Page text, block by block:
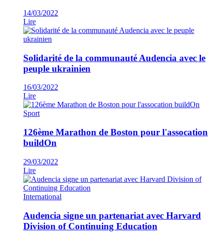
14/03/2022
Lire
Solidarité de la communauté Audencia avec le
peuple ukrainien
16/03/2022
Lire
Sport
126ème Marathon de Boston pour l'assocation
buildOn
29/03/2022
Lire
International
Audencia signe un partenariat avec Harvard
Division of Continuing Education